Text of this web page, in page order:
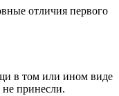
отличия первого
в том или ином виде
принесли.